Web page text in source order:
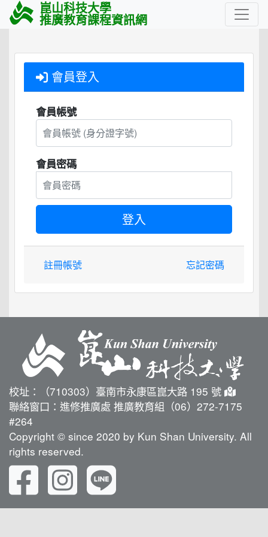
崑山科技大學
推廣教育課程資訊網
會員登入
會員帳號
會員密碼
註冊帳號 忘記密碼
校址：（710303）臺南市永康區崑大路 195 號
聯絡窗口：進修推廣處 推廣教育組（06）272-7175
#264
Copyright © since 2020 by Kun Shan University. All
rights reserved.